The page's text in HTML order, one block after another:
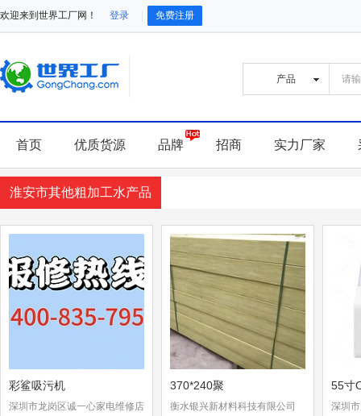
欢迎来到世界工厂网！ 登录 免费注册
首页 优质货源 品牌 招商 实力厂家
淮安市其他粗加工水产品
彩鲨吸污机
深圳市龙岗区诚一心家电维修店
370*240聚
衡水银兴新材料科技有限公司
55寸
深圳